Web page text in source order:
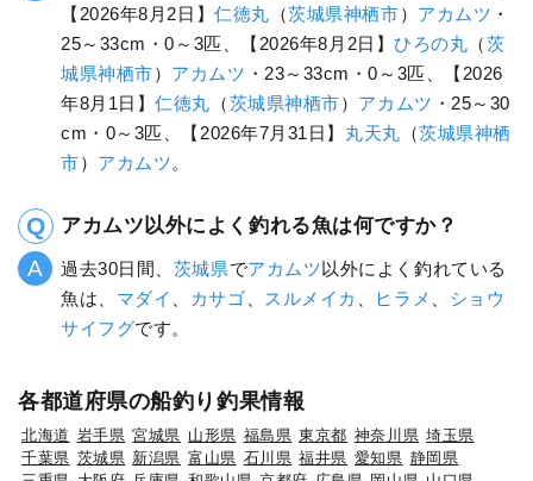
【2026年8月2日】仁徳丸 （茨城県神栖市） アカムツ ・
25～33cm・0～3匹、【2026年8月2日】ひろの丸 （茨
城県神栖市） アカムツ ・23～33cm・0～3匹、【2026
年8月1日】仁徳丸 （茨城県神栖市） アカムツ ・25～30
cm・0～3匹、【2026年7月31日】 丸天丸 （茨城県神栖
市） アカムツ。
アカムツ以外によく釣れる魚は何ですか？
過去30日間、 茨城県でアカムツ以外によく釣れている
魚は、 マダイ カサゴ スルメイカ ヒラメ
ショウ
サイフグです。
各都道府県の船釣り釣果情報
北海道 岩手県 宮城県 山形県 福島県 東京都 神奈川県 埼玉県
千葉県 茨城県 新潟県 富山県 石川県 福井県 愛知県 静岡県